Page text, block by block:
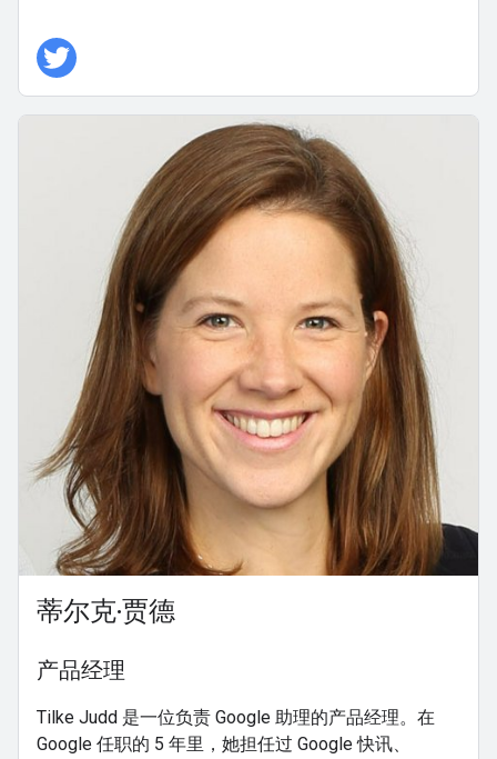
蒂尔克·贾德
产品经理
Tilke Judd 是一位负责 Google 助理的产品经理。在
Google 任职的 5 年里，她担任过 Google 快讯、